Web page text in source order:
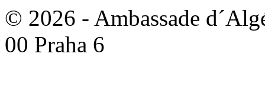
© 2026 - Ambassade
00 Praha 6